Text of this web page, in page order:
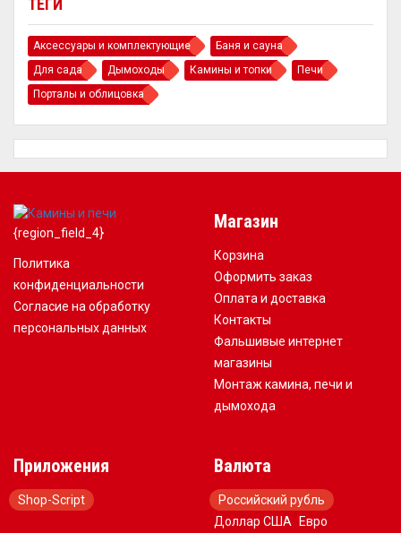
ТЕГИ
Аксессуары и комплектующие
Баня и сауна
Для сада
Дымоходы Камины и топки
Печи
Порталы и облицовка
{region_field_4}
Политика
конфиденциальности
Согласие на обработку
персональных данных
Магазин
Корзина
Оформить заказ
Оплата и доставка
Контакты
Фальшивые интернет
магазины
Монтаж камина, печи и
дымохода
Приложения
Shop-Script
Валюта
Российский рубль
Доллар США
Евро